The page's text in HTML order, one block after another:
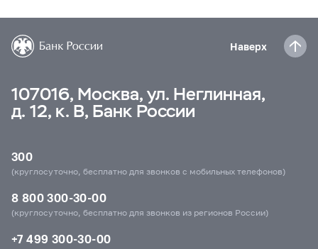
Наверх
107016, Москва, ул. Неглинная,
д. 12, к. В, Банк России
300
(круглосуточно, бесплатно для звонков с мобильных телефонов)
8 800 300-30-00
(круглосуточно, бесплатно для звонков из регионов России)
+7 499 300-30-00